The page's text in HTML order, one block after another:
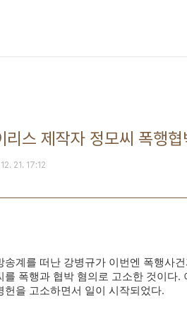
리스 제작자 정모씨 폭행
21. 17:12
송계를 떠난 강병규가 이번엔 폭행사
를 폭행과 협박 혐의로 고소한 것이다
헌을 고소하면서 일이 시작되었다.